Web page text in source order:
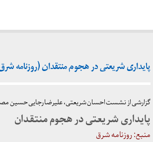
پایداری شریعتی در هجوم منتقدان (روزنامه شرق ـ ۳۰ بهمن
گزارشی از نشست احسان شریعتی، علیرضا رجایی‌ حسین
‌پایداری شریعتی در هجوم منتقدان
منبع: روزنامه شرق